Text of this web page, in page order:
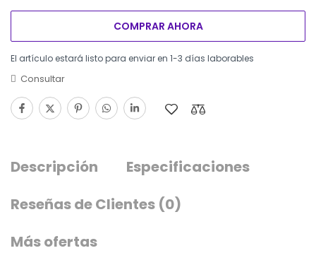
COMPRAR AHORA
El artículo estará listo para enviar en 1-3 días laborables
Consultar
Descripción
Especificaciones
Reseñas de Clientes (0)
Más ofertas